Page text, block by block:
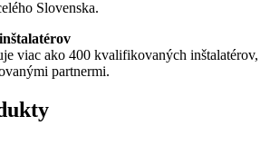
Slovenska.
viac ako 400 kvalifikovaných inštalatérov,
partnermi.